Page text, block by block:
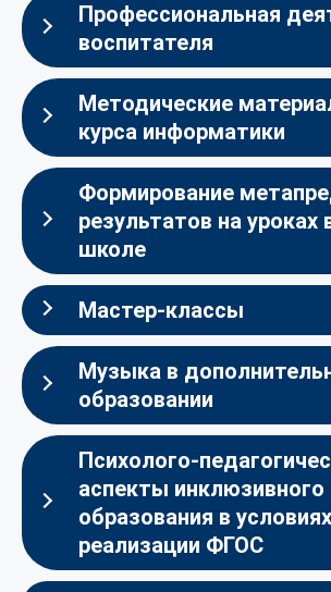
Профессиональная
воспитателя
Методические
курса информатики
Формирование
результатов на уроках
школе
Мастер-классы
Музыка в
образовании
Психолого-
аспекты инклюзивного
образования в условиях
реализации ФГОС